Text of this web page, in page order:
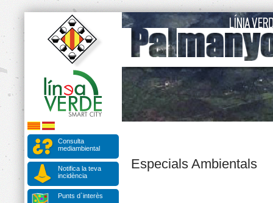
Consulta
mediambiental
Notifica la teva
incidència
Punts d`interès
Especials Ambientals